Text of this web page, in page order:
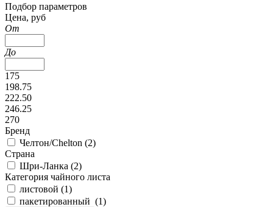
Подбор параметров
Цена, руб
От
До
175
198.75
222.50
246.25
270
Бренд
Челтон/Chelton (2)
Страна
Шри-Ланка (2)
Категория чайного листа
листовой (1)
пакетированный (1)